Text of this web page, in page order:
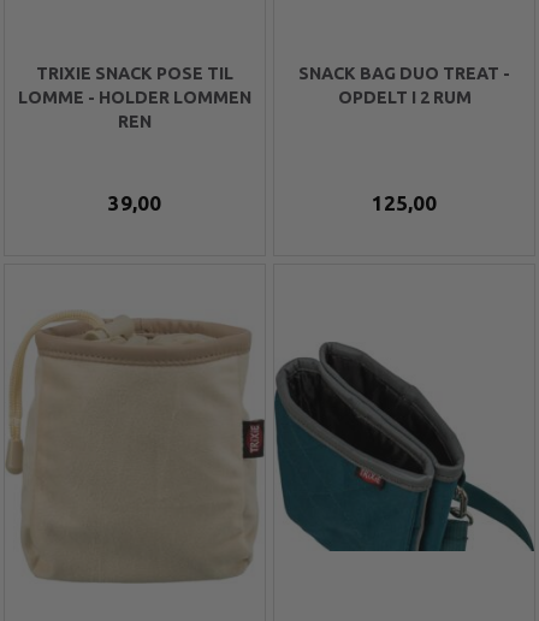
TRIXIE SNACK POSE TIL
LOMME - HOLDER LOMMEN
REN
39,00
SNACK BAG DUO TREAT -
OPDELT I 2 RUM
125,00